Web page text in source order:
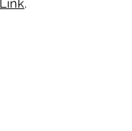
Link.